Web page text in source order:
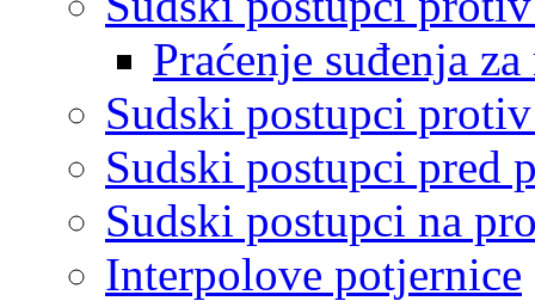
Praćenje suđenja
Sudski postupci
Sudski postupci pred
Sudski postupci na
Interpolove potjernice